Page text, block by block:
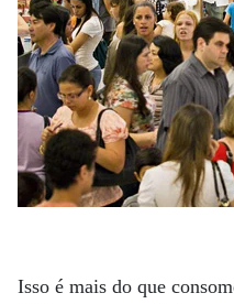
Isso é mais do que